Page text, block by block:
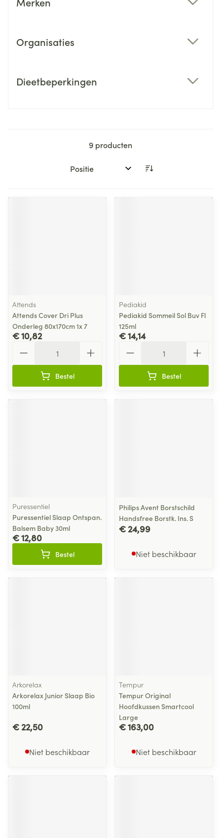
Organisaties
Dieetbeperkingen
9 producten
Sorteer op:
Attends
Attends Cover Dri Plus
Onderleg 80x170cm 1x 7
€ 10,82
Bestel
Pediakid
Pediakid Sommeil Sol Buv Fl
125ml
€ 14,14
Bestel
Puressentiel
Puressentiel Slaap Ontspan.
Balsem Baby 30ml
€ 12,80
Bestel
Philips Avent Borstschild
Handsfree Borstk. Ins. S
€ 24,99
Niet beschikbaar
Arkorelax
Arkorelax Junior Slaap Bio
100ml
€ 22,50
Niet beschikbaar
Tempur
Tempur Original
Hoofdkussen Smartcool
Large
€ 163,00
Niet beschikbaar